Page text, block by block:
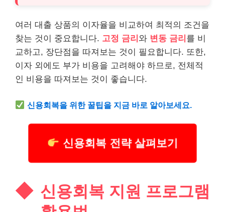
여러 대출 상품의 이자율을 비교하여 최적의 조건을
찾는 것이 중요합니다. 고정 금리 와 변동 금리 를 비
교하고, 장단점을 따져보는 것이 필요합니다. 또한,
이자 외에도 부가 비용을 고려해야 하므로, 전체적
인 비용을 따져보는 것이 좋습니다.
신용회복을 위한 꿀팁을 지금 바로 알아보세요.
신용회복 전략 살펴보기
신용회복 지원 프로그램